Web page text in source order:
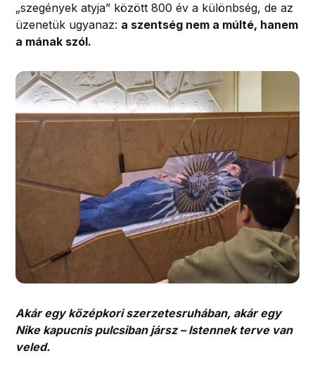
„szegények atyja” között 800 év a különbség, de az
üzenetük ugyanaz: a szentség nem a múlté, hanem
a mának szól.
Akár egy középkori szerzetesruhában, akár egy
Nike kapucnis pulcsiban jársz – Istennek terve van
veled.